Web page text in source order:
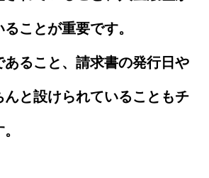
ことが重要です。
あること、請求書の発行日や
んと設けられていることもチ